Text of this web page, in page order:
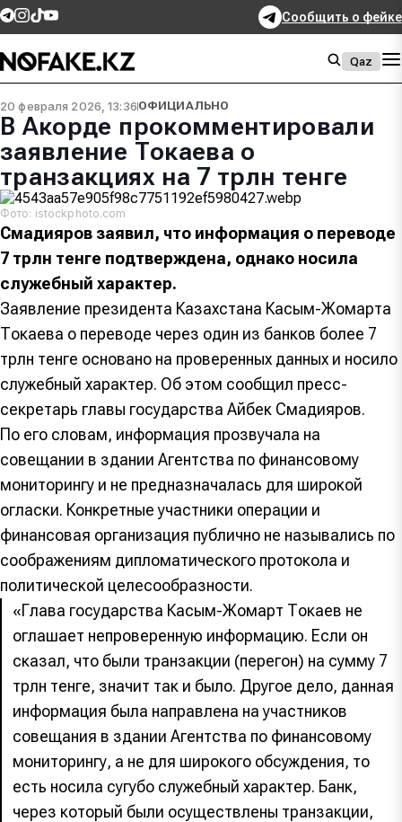
Сообщить о фейке
Qaz
20 февраля 2026, 13:36ОФИЦИАЛЬНО
В Акорде прокомментировали
заявление Токаева о
транзакциях на 7 трлн тенге
Фото: istockphoto.com
Смадияров заявил, что информация о переводе
7 трлн тенге подтверждена, однако носила
служебный характер.
Заявление президента Казахстана Касым-Жомарта
Токаева о переводе через один из банков более 7
трлн тенге основано на проверенных данных и носило
служебный характер. Об этом сообщил пресс-
секретарь главы государства Айбек Смадияров.
По его словам, информация прозвучала на
совещании в здании Агентства по финансовому
мониторингу и не предназначалась для широкой
огласки. Конкретные участники операции и
финансовая организация публично не назывались по
соображениям дипломатического протокола и
политической целесообразности.
«Глава государства Касым-Жомарт Токаев не
оглашает непроверенную информацию. Если он
сказал, что были транзакции (перегон) на сумму 7
трлн тенге, значит так и было. Другое дело, данная
информация была направлена на участников
совещания в здании Агентства по финансовому
мониторингу, а не для широкого обсуждения, то
есть носила сугубо служебный характер. Банк,
через который были осуществлены транзакции,